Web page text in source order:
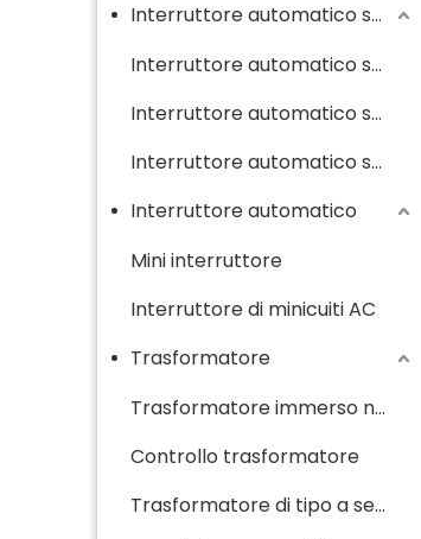
Interruttore automatico scatolato
Interruttore automatico scatolato CC
Interruttore automatico scatolato CA
Interruttore automatico scatolato di tipo sbarre collettrici
Interruttore automatico
Mini interruttore
Interruttore di minicuiti AC
Trasformatore
Trasformatore immerso nell'olio
Controllo trasformatore
Trasformatore di tipo a secco